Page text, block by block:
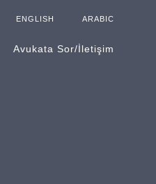
ARABIC
ENGLISH
Avukata Sor/İletişim